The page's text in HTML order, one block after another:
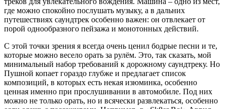
где можно спокойно послушать музыку, а в дальних
путешествиях саундтрек особенно важен: он отвлекает от
порой однообразного пейзажа и монотонных действий.
С этой точки зрения я всегда очень ценил бодрые песни и те,
которые можно весело орать за рулём. Это, так сказать, мой
минимальный набор требований к дорожному саундтреку. Но
Пушной копает гораздо глубже и предлагает список
композиций, в которых есть некая изюминка, особенно
ценная именно при прослушивании в автомобиле. Под них
можно не только орать, но и всячески развлекаться, особенно